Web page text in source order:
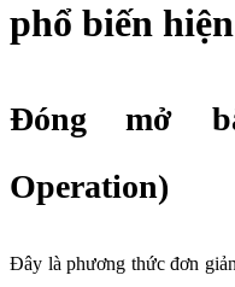
phổ biến
Đóng mở
Operation)
Đây là phương thức đơn